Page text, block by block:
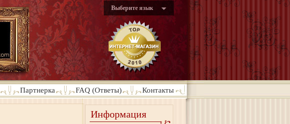
Выберите язык
Партнерка FAQ (Ответы) Контакты
Информация